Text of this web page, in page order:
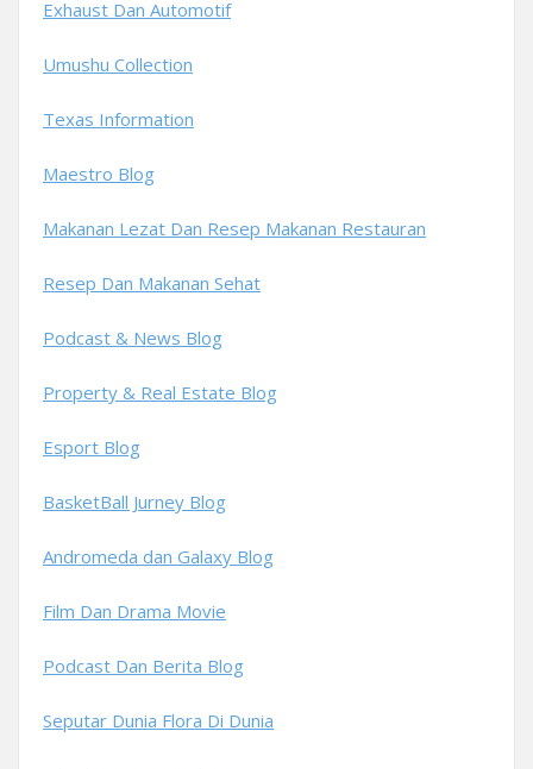
Exhaust Dan Automotif
Umushu Collection
Texas Information
Maestro Blog
Makanan Lezat Dan Resep Makanan Restauran
Resep Dan Makanan Sehat
Podcast & News Blog
Property & Real Estate Blog
Esport Blog
BasketBall Jurney Blog
Andromeda dan Galaxy Blog
Film Dan Drama Movie
Podcast Dan Berita Blog
Seputar Dunia Flora Di Dunia